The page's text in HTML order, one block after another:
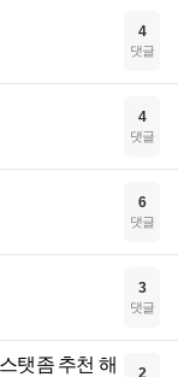
4
댓글
4
댓글
6
댓글
3
댓글
탯좀 추천 해
2